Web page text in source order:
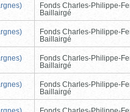
Fonds Charles-Philippe-
Baillairgé
Fonds Charles-Philippe-
Baillairgé
Fonds Charles-Philippe-
Baillairgé
Fonds Charles-Philippe-
Baillairgé